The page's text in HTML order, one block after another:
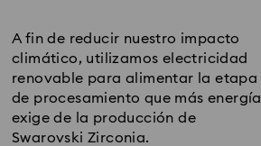
A fin de reducir nuestro impacto
climático, utilizamos electricidad
renovable para alimentar la etapa
de procesamiento que más energía
exige de la producción de
Swarovski Zirconia.